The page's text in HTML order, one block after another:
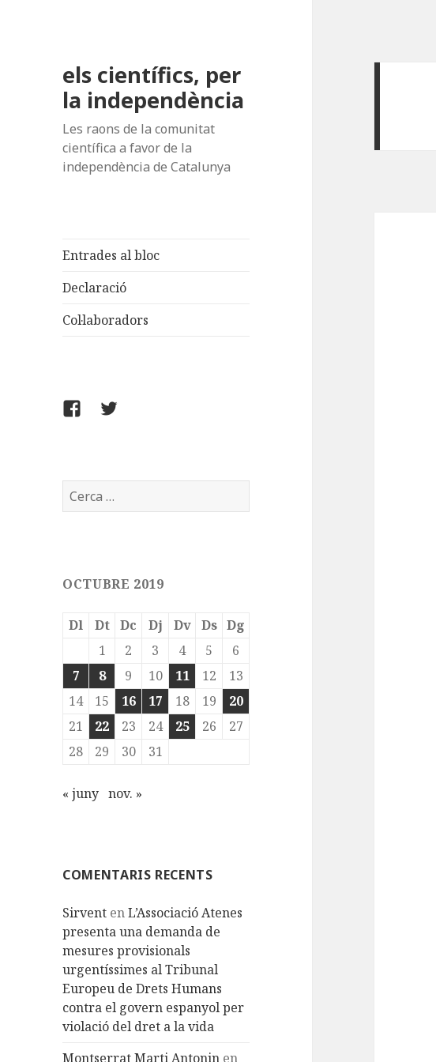
els científics, per
la independència
Les raons de la comunitat
científica a favor de la
independència de Catalunya
Entrades al bloc
Declaració
Col·laboradors
FACEBOOK
TWITTER
Cerca:
OCTUBRE 2019
Dl Dt Dc Dj Dv Ds Dg
1
2 3 4 5
6
7
8 9 10 11 12
13
14
15 16 17 18 19
20
21
22 23 24 25 26
27
28
29 30 31
« juny nov. »
COMENTARIS RECENTS
Sirvent enL’Associació Atenes
presenta una demanda de
mesures provisionals
urgentíssimes al Tribunal
Europeu de Drets Humans
contra el govern espanyol per
violació del dret a la vida
Montserrat Marti Antonin en